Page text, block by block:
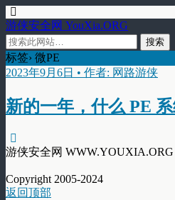
游侠安全网 YouXia.ORG
标签› 微PE
2023年9月6日 • 作者: 网路游侠
新的一年，什么 PE
游侠安全网 WWW.YOUXIA.ORG
Copyright 2005-2024
返回顶部